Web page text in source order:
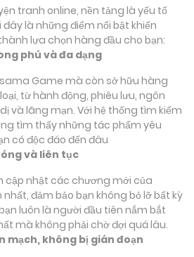
tranh online, nền tảng là yếu tố
là những điểm nổi bật khiến
lựa chọn hàng đầu cho bạn:
phú và đa dạng
Game mà còn sở hữu hàng
từ hành động, phiêu lưu, ngôn
và lãng mạn. Với hệ thống tìm kiếm
tìm thấy những tác phẩm yêu
có độc đáo đến đâu
và liên tục
nhật các chương mới của
đảm bảo bạn không bỏ lỡ bất kỳ
luôn là người đầu tiên nắm bắt
mà không phải chờ đợi quá lâu.
mạch, không bị gián đoạn